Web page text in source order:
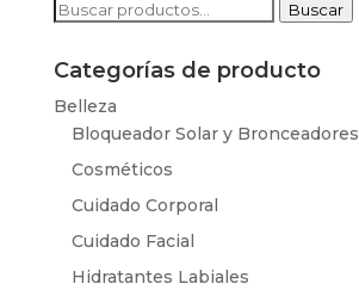
Buscar
Buscar
Categorías de producto
Belleza
Bloqueador Solar y Bronceadores
Cosméticos
Cuidado Corporal
Cuidado Facial
Hidratantes Labiales